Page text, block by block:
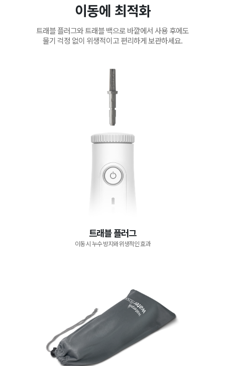
이동에 최적화
트래블 플러그와 트래블 백으로 바깥에서 사용 후에도
물기 걱정 없이 위생적이고 편리하게 보관하세요.
트래블 플러그
이동 시 누수 방지와 위생적인 효과